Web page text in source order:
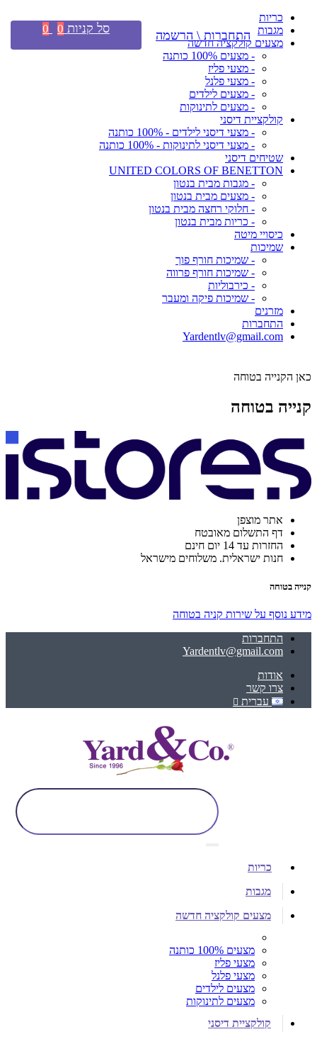
כריות
מגבות
מצעים קולקציה חדשה
- מצעים 100% כותנה
- מצעי פליז
- מצעי פלנל
- מצעים לילדים
- מצעים לתינוקות
קולקציית דיסני
- מצעי דיסני לילדים - 100% כותנה
- מצעי דיסני לתינוקות - 100% כותנה
שטיחים דיסני
UNITED COLORS OF BENETTON
- מגבות מבית בנטון
- מצעים מבית בנטון
- חלוקי רחצה מבית בנטון
- כריות מבית בנטון
כיסויי מיטה
שמיכות
- שמיכות חורף פוך
- שמיכות חורף פרווה
- כירבוליות
- שמיכות פיקה ומעבר
מזרנים
התחברות
Yardentlv@gmail.com
כאן הקנייה בטוחה
קנייה בטוחה
אתר מוצפן
דף התשלום מאובטח
החזרות עד 14 יום חינם
חנות ישראלית. משלוחים מישראל
קנייה בטוחה
מידע נוסף על שירות קניה בטוחה
התחברות
Yardentlv@gmail.com
אודות
צרו קשר
עברית
התחברות \ הרשמה סל קניות 0
0
כריות
מגבות
מצעים קולקציה חדשה
מצעים 100% כותנה
מצעי פליז
מצעי פלנל
מצעים לילדים
מצעים לתינוקות
קולקציית דיסני